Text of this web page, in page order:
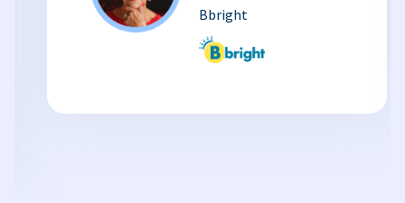
Bbright